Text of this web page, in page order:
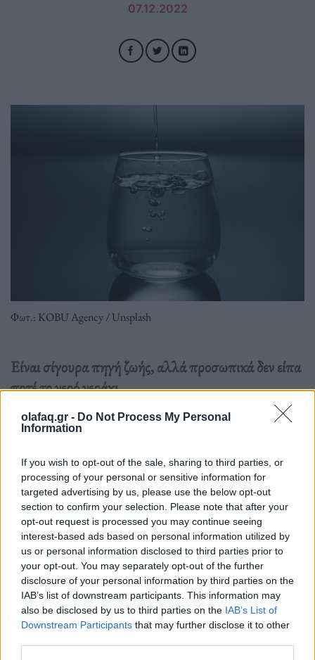
olafaq.gr - Do Not Process My Personal
Information
If you wish to opt-out of the sale, sharing to third parties, or
processing of your personal or sensitive information for
targeted advertising by us, please use the below opt-out
section to confirm your selection. Please note that after your
opt-out request is processed you may continue seeing
interest-based ads based on personal information utilized by
us or personal information disclosed to third parties prior to
your opt-out. You may separately opt-out of the further
disclosure of your personal information by third parties on the
IAB’s list of downstream participants. This information may
also be disclosed by us to third parties on the IAB’s List of
Downstream Participants that may further disclose it to other
07.12.2022
Φωτ.: KOBU Agency / Unsplash
Είναι σίγουρα πηγή ζωής, αλλά προσωπικά δεν είπα
ποτέ το νερό νεράκι.
Δημοσιεύθηκε σεΥγεία|TaggedΕπιστημονική Έρευνα, κατανάλωση
νερού,Νερό
Δείτε επίσης